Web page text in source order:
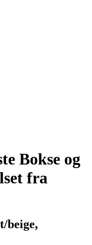
Bokse og
fra
beige,